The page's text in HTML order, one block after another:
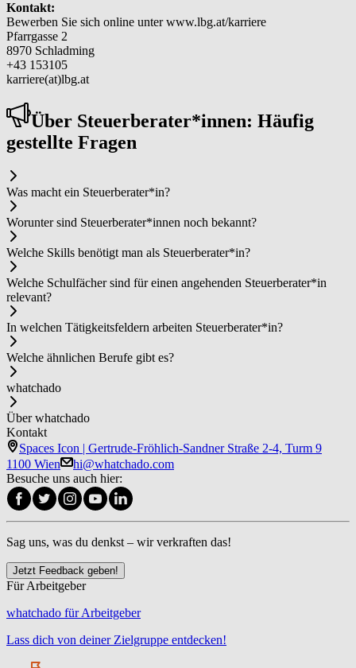
Kontakt:
Bewerben Sie sich online unter www.lbg.at/karriere
Pfarrgasse 2
8970 Schladming
+43 153105
karriere(at)lbg.at
Über Steu­er­be­ra­ter*in­nen: Häufig
gestellte Fragen
Was macht ein Steu­er­be­ra­ter*in?
Worunter sind Steu­er­be­ra­ter*in­nen noch bekannt?
Welche Skills benötigt man als Steu­er­be­ra­ter*in?
Welche Schulfächer sind für einen angehenden Steu­er­be­ra­ter*in
relevant?
In welchen Tätigkeitsfeldern arbeiten Steu­er­be­ra­ter*in?
Welche ähnlichen Berufe gibt es?
whatchado
Über whatchado
Kontakt
Spaces Icon | Gertrude-Fröhlich-Sandner Straße 2-4, Turm 9
1100 Wien
hi@whatchado.com
Besuche uns auch hier:
Sag uns, was du denkst – wir verkraften das!
Jetzt Feedback geben!
Für Arbeitgeber
whatchado für Arbeitgeber
Lass dich von deiner Zielgruppe entdecken!